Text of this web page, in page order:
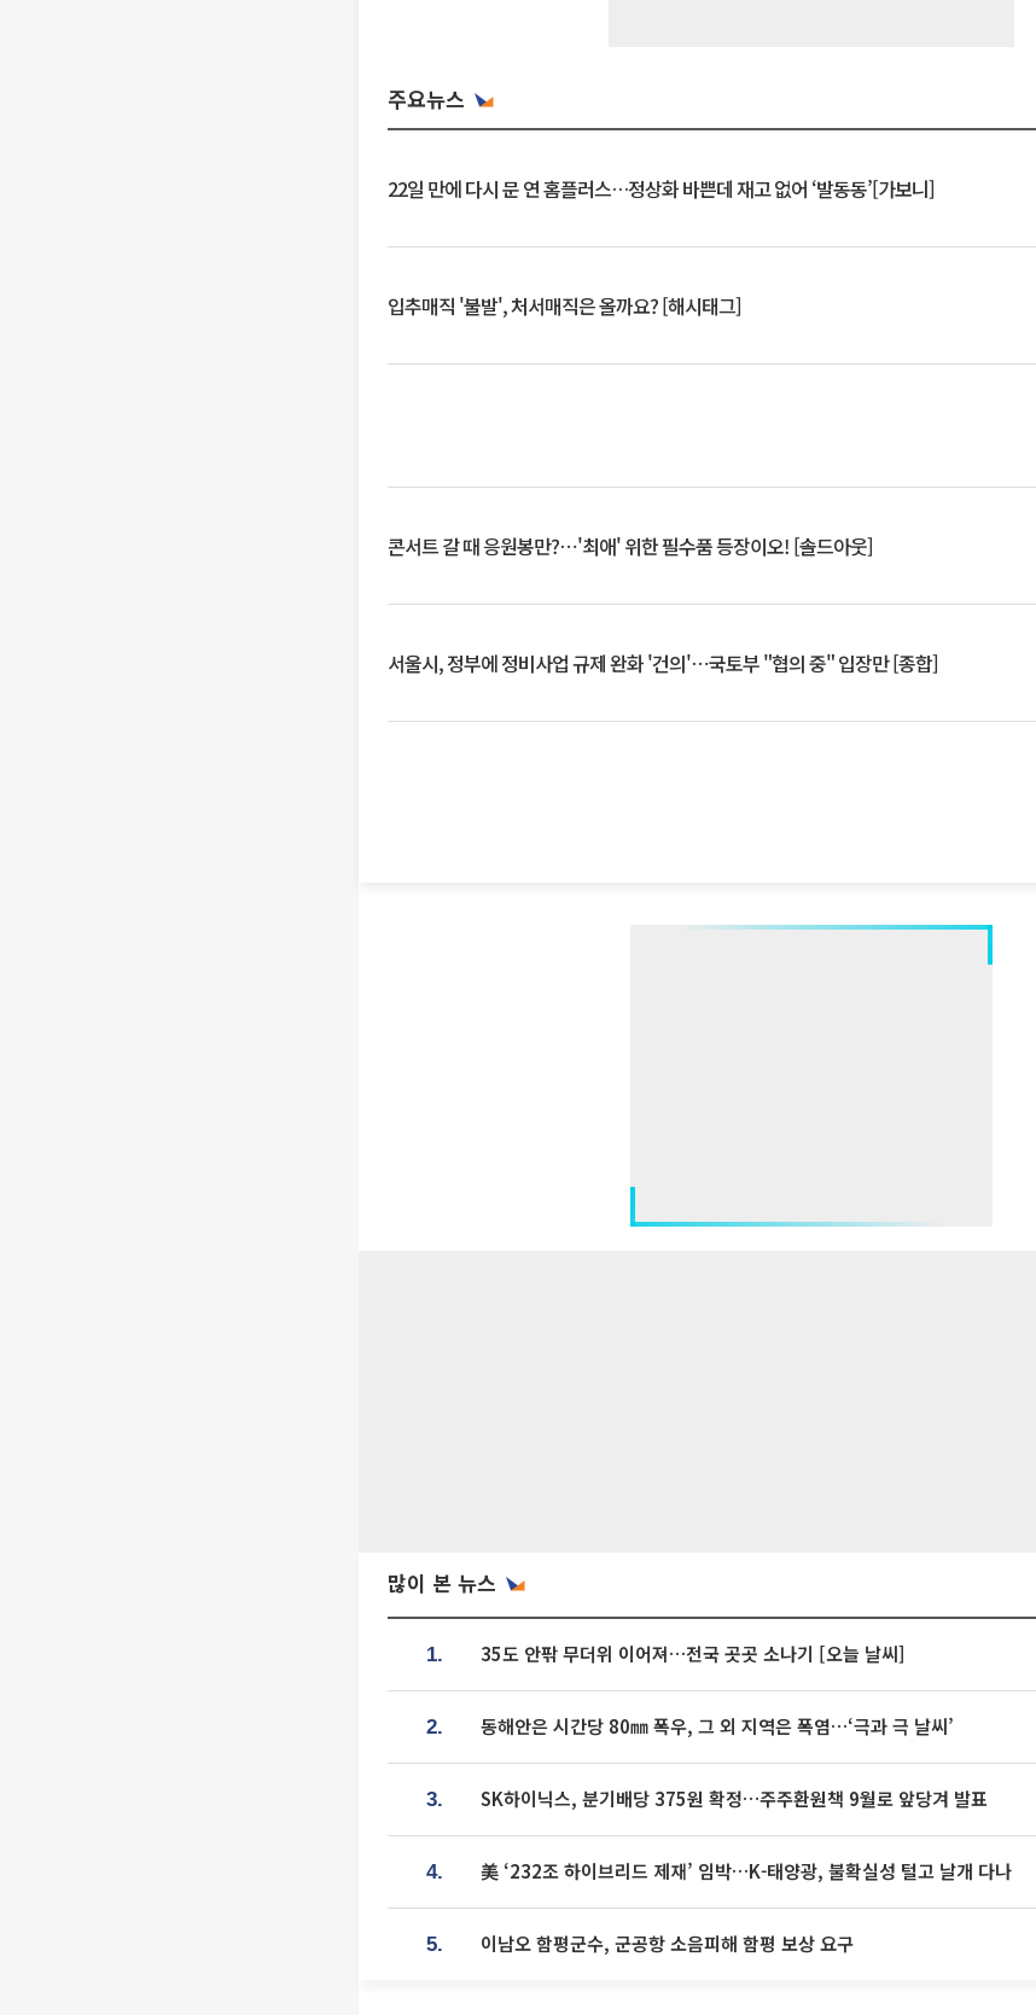
주요뉴스
22일 만에 다시 문 연 홈플러스…정상화 바쁜데 재고 없어 ‘발동동’[가보니]
입추매직 '불발', 처서매직은 올까요? [해시태그]
콘서트 갈 때 응원봉만?⋯'최애' 위한 필수품 등장이오! [솔드아웃]
서울시, 정부에 정비사업 규제 완화 '건의'⋯국토부 "협의 중" 입장만 [종합]
많이 본 뉴스
1. 35도 안팎 무더위 이어져…전국 곳곳 소나기 [오늘 날씨]
2. 동해안은 시간당 80㎜ 폭우, 그 외 지역은 폭염…‘극과 극 날씨’
3. SK하이닉스, 분기배당 375원 확정…주주환원책 9월로 앞당겨 발표
4. 美 ‘232조 하이브리드 제재’ 임박…K-태양광, 불확실성 털고 날개 다나
5. 이남오 함평군수, 군공항 소음피해 함평 보상 요구